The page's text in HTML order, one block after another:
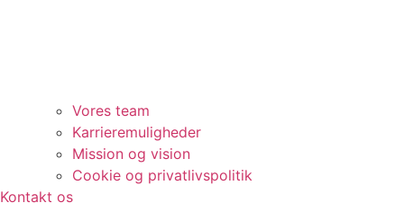
Vores team
Karrieremuligheder
Mission og vision
Cookie og privatlivspolitik
Kontakt os